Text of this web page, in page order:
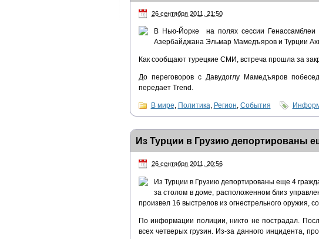
26 сентября 2011, 21:50
В Нью-Йорке на полях сессии
Азербайджана Эльмар Мамедъяров и Турции
Как сообщают турецкие СМИ, встреча прошла за
До переговоров с Давудоглу Мамедъяров
передает Trend.
В мире, Политика, Регион, События
Из Турции в Грузию депортированы
26 сентября 2011, 20:56
Из Турции в Грузию депортированы еще 4
за столом в доме, расположенном близ
произвел 16 выстрелов из огнестрельного оружия,
По информации полиции, никто не пострадал.
всех четверых грузин. Из-за данного инцидента,